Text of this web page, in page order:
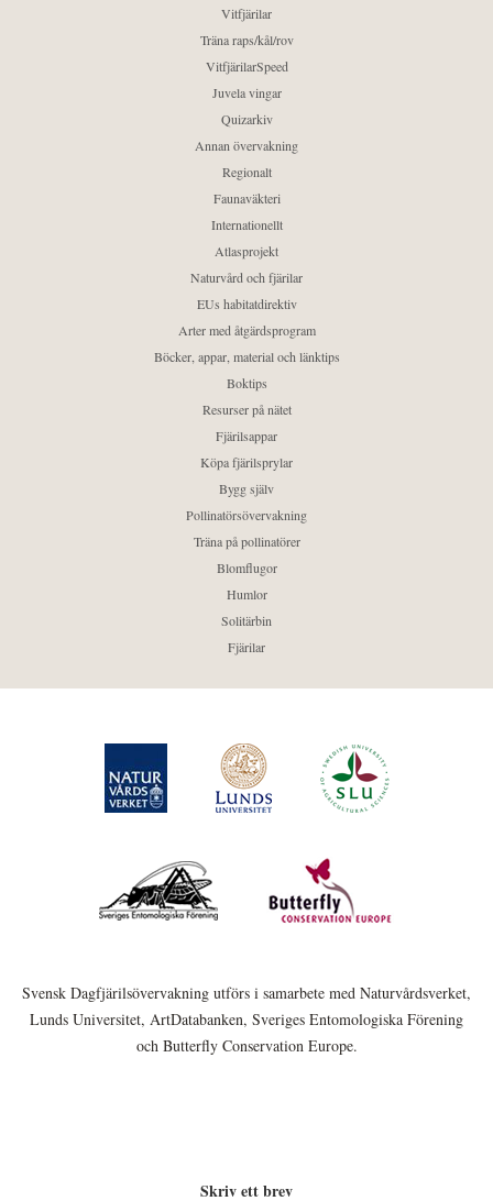
Vitfjärilar
Träna raps/kål/rov
VitfjärilarSpeed
Juvela vingar
Quizarkiv
Annan övervakning
Regionalt
Faunaväkteri
Internationellt
Atlasprojekt
Naturvård och fjärilar
EUs habitatdirektiv
Arter med åtgärdsprogram
Böcker, appar, material och länktips
Boktips
Resurser på nätet
Fjärilsappar
Köpa fjärilsprylar
Bygg själv
Pollinatörsövervakning
Träna på pollinatörer
Blomflugor
Humlor
Solitärbin
Fjärilar
Svensk Dagfjärilsövervakning utförs i samarbete med Naturvårdsverket,
Lunds Universitet, ArtDatabanken, Sveriges Entomologiska Förening
och Butterfly Conservation Europe.
Skriv ett brev